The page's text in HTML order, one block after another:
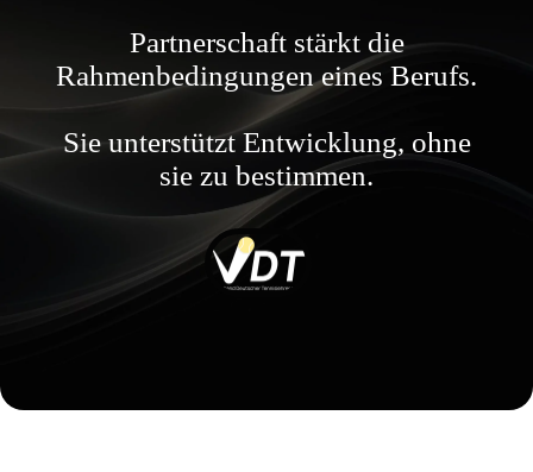
Partnerschaft stärkt die
Rahmenbedingungen eines Berufs.
Sie unterstützt Entwicklung, ohne
sie zu bestimmen.